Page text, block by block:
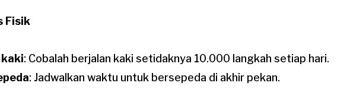
Fisik
kaki: Cobalah berjalan kaki setidaknya 10.000 langkah setiap hari.
: Jadwalkan waktu untuk bersepeda di akhir pekan.